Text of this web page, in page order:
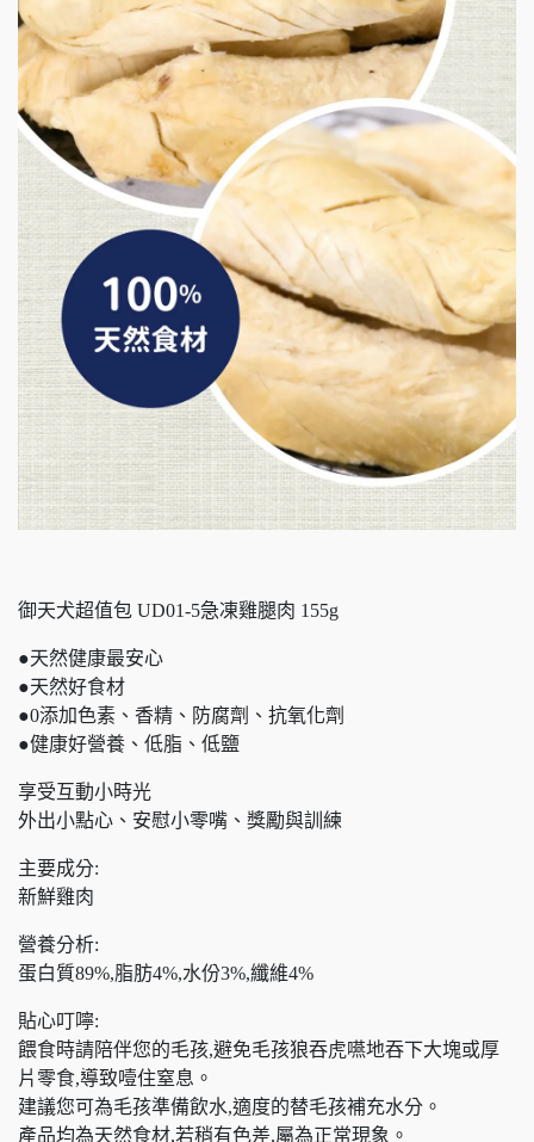
御天犬超值包 UD01-5急凍雞腿肉 155g
●天然健康最安心
●天然好食材
●0添加色素、香精、防腐劑、抗氧化劑
●健康好營養、低脂、低鹽
享受互動小時光
外出小點心、安慰小零嘴、獎勵與訓練
主要成分:
新鮮雞肉
營養分析:
蛋白質89%,脂肪4%,水份3%,纖維4%
貼心叮嚀:
餵食時請陪伴您的毛孩,避免毛孩狼吞虎嚥地吞下大塊或厚
片零食,導致噎住窒息。
建議您可為毛孩準備飲水,適度的替毛孩補充水分。
產品均為天然食材,若稍有色差,屬為正常現象。